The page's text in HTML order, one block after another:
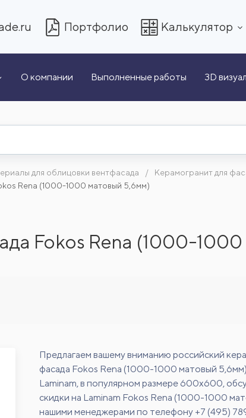
Портфолио Калькулятор
О компании Выполненные работы 3D
для облицовки вентфасада Керамогранит для
Rena (1000-1000 матовый 5,6мм)
Fokos Rena (1000-
Предлагаем вашему вниманию российский
фасада Fokos Rena (1000-1000 матовый
Laminam, в популярном размере 600х600,
скидки на Laminam Fokos Rena (1000-1000
нашими менеджерами по телефону +7 (495)